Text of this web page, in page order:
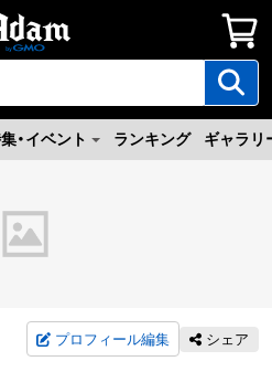
・イベント ランキング ギャラリ
プロフィール編集 シェア